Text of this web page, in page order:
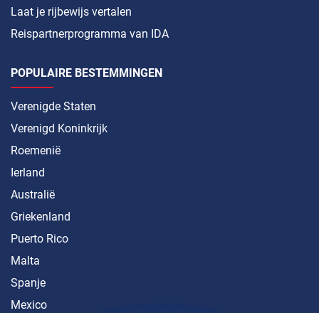
Laat je rijbewijs vertalen
Reispartnerprogramma van IDA
POPULAIRE BESTEMMINGEN
Verenigde Staten
Verenigd Koninkrijk
Roemenië
Ierland
Australië
Griekenland
Puerto Rico
Malta
Spanje
Mexico